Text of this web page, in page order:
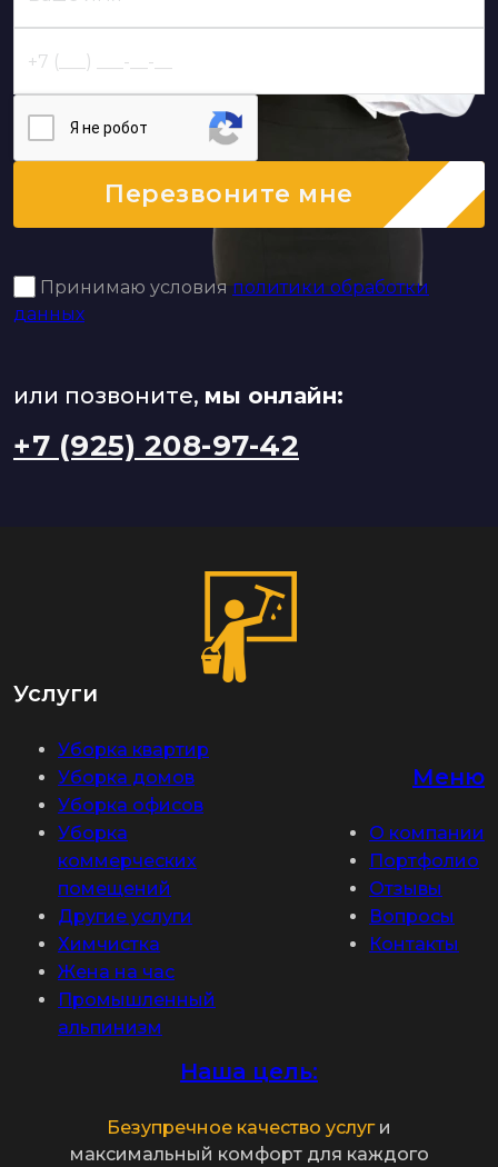
Я нe poбoт
Перезвоните мне
Принимаю условия политики обработки
данных
или позвоните, мы онлайн:
+7 (925) 208-97-42
Услуги
Уборка квартир
Уборка домов
Уборка офисов
Уборка
коммерческих
помещений
Другие услуги
Химчистка
Жена на час
Промышленный
альпинизм
Меню
О компании
Портфолио
Отзывы
Вопросы
Контакты
Наша цель:
Безупречное качество услуг и
максимальный комфорт для каждого